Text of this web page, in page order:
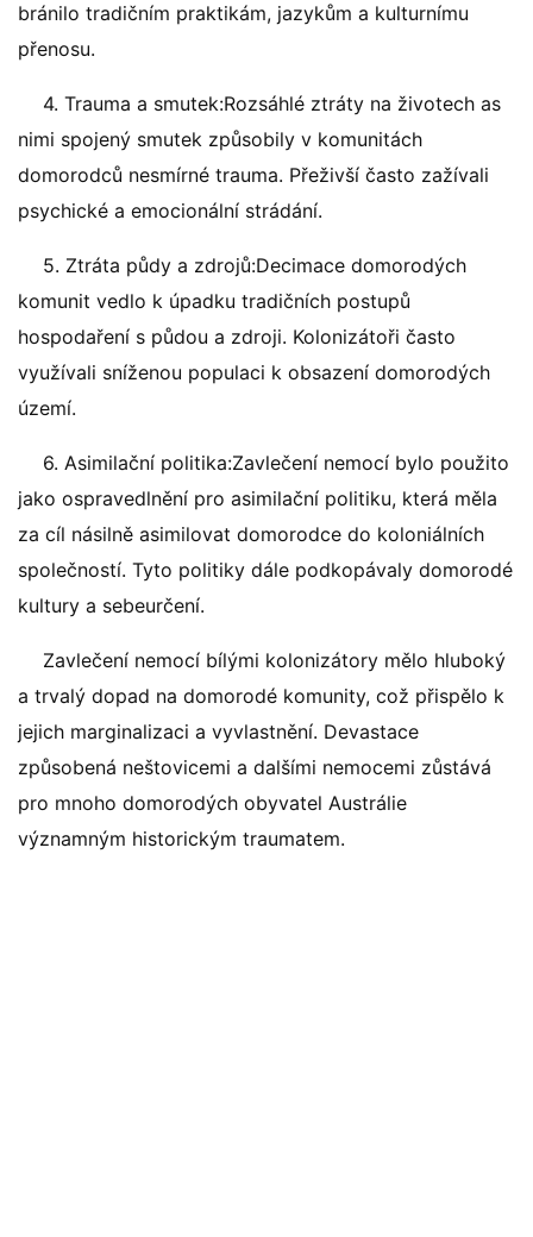
bránilo tradičním praktikám, jazykům a kulturnímu
přenosu.
4. Trauma a smutek:Rozsáhlé ztráty na životech as
nimi spojený smutek způsobily v komunitách
domorodců nesmírné trauma. Přeživší často zažívali
psychické a emocionální strádání.
5. Ztráta půdy a zdrojů:Decimace domorodých
komunit vedlo k úpadku tradičních postupů
hospodaření s půdou a zdroji. Kolonizátoři často
využívali sníženou populaci k obsazení domorodých
území.
6. Asimilační politika:Zavlečení nemocí bylo použito
jako ospravedlnění pro asimilační politiku, která měla
za cíl násilně asimilovat domorodce do koloniálních
společností. Tyto politiky dále podkopávaly domorodé
kultury a sebeurčení.
Zavlečení nemocí bílými kolonizátory mělo hluboký
a trvalý dopad na domorodé komunity, což přispělo k
jejich marginalizaci a vyvlastnění. Devastace
způsobená neštovicemi a dalšími nemocemi zůstává
pro mnoho domorodých obyvatel Austrálie
významným historickým traumatem.